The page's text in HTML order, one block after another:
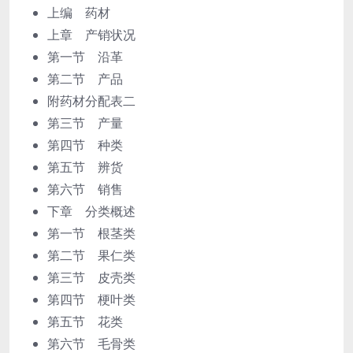
上编 药材
上章 产销状况
第一节 沿革
第二节 产品
附药材分配表二
第三节 产量
第四节 种类
第五节 辨货
第六节 销售
下章 分类概述
第一节 根茎类
第二节 果仁类
第三节 皮壳类
第四节 梗叶类
第五节 花类
第六节 毛骨类